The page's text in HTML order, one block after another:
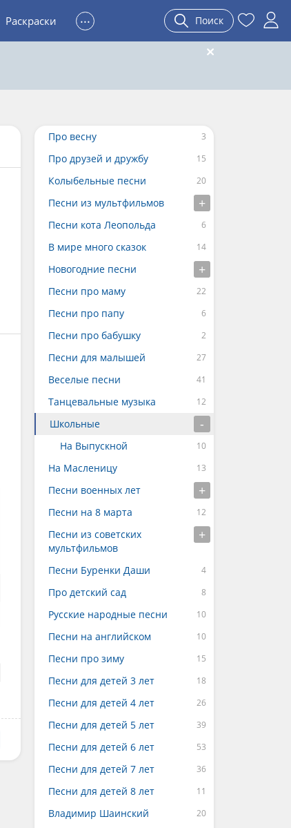
Раскраски ... Поиск
Про весну
Про друзей и дружбу
Колыбельные песни
Песни из мультфильмов
Песни кота Леопольда
В мире много сказок
Новогодние песни
Песни про маму
Песни про папу
Песни про бабушку
Песни для малышей
Веселые песни
Танцевальные музыка
Школьные
На Выпускной
На Масленицу
Песни военных лет
Песни на 8 марта
Песни из советских
мультфильмов
Песни Буренки Даши
Про детский сад
Русские народные песни
Песни на английском
Песни про зиму
Песни для детей 3 лет
Песни для детей 4 лет
Песни для детей 5 лет
Песни для детей 6 лет
Песни для детей 7 лет
Песни для детей 8 лет
Владимир Шаинский